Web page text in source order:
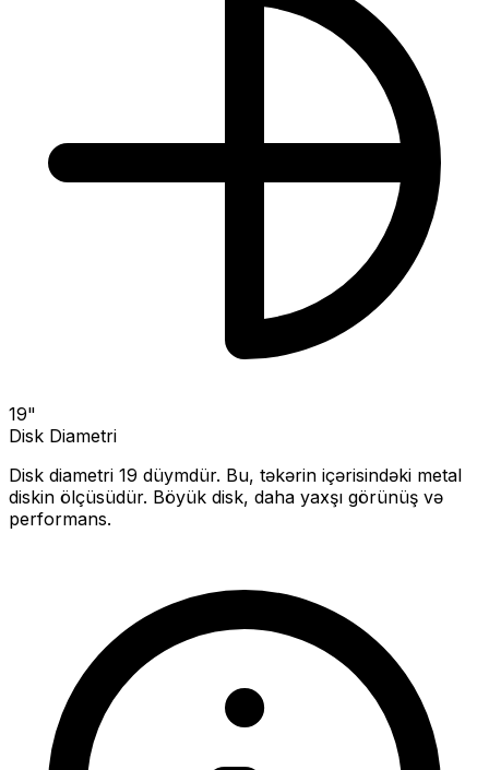
19"
Disk Diametri
Disk diametri 19 düymdür. Bu, təkərin içərisindəki metal
diskin ölçüsüdür. Böyük disk, daha yaxşı görünüş və
performans.